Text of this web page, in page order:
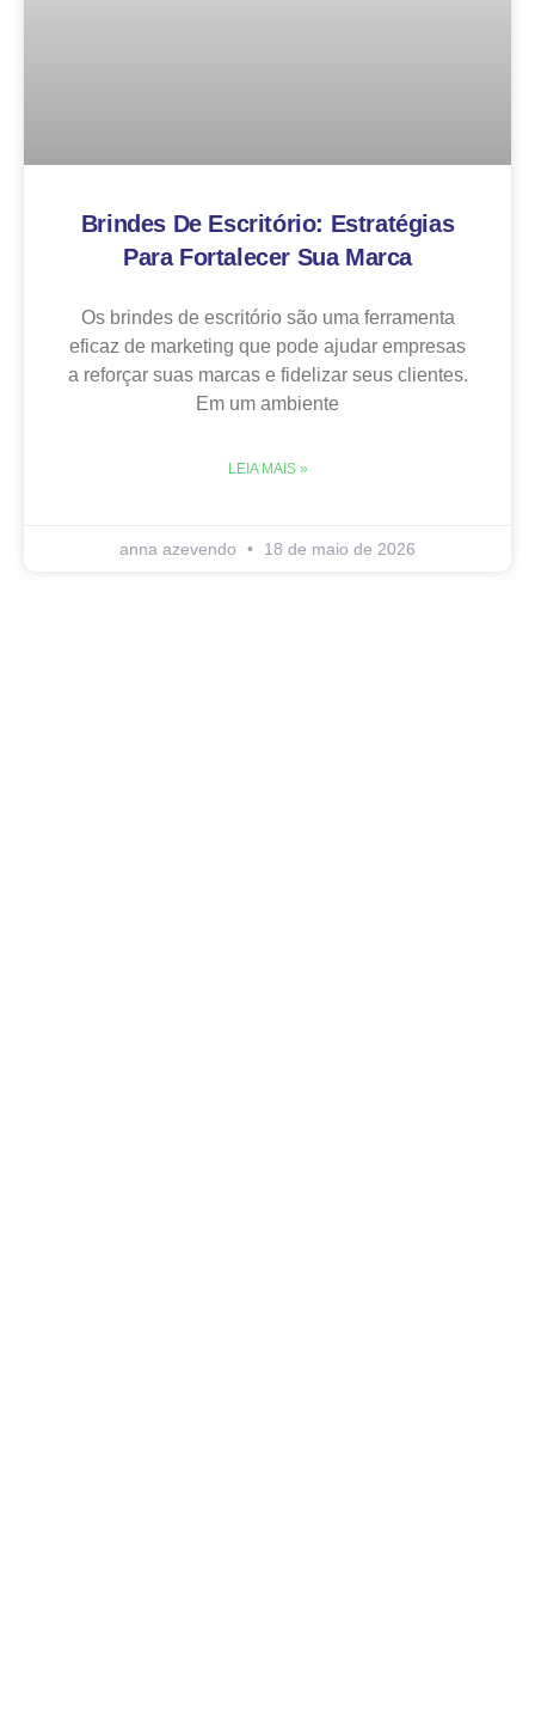
Brindes De Escritório: Estratégias
Para Fortalecer Sua Marca
Os brindes de escritório são uma ferramenta
eficaz de marketing que pode ajudar empresas
a reforçar suas marcas e fidelizar seus clientes.
Em um ambiente
LEIA MAIS »
anna azevendo 18 de maio de 2026